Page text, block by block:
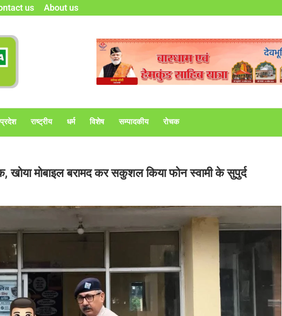
us About us
राष्ट्रीय धर्म विशेष सम्पादकीय रोचक
खोया मोबाइल बरामद कर सकुशल किया फोन स्वामी के सुपुर्द